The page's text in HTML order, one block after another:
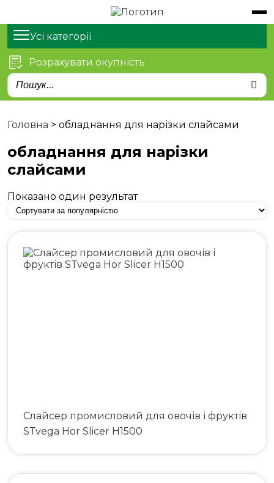
Обладнання
Послуги
Бандери 21
sales@stvega.net
Усі категорії
Розрахувати окупність
Головна > обладнання для нарізки слайсами
обладнання для нарізки
слайсами
Показано один результат
Слайсер промисловий для овочів і фруктів
STvega Hor Slicer H1500